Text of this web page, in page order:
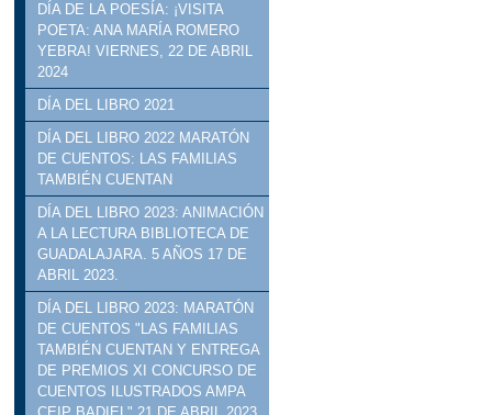
DÍA DE LA POESÍA: ¡VISITA
POETA: ANA MARÍA ROMERO
YEBRA! VIERNES, 22 DE ABRIL
2024
DÍA DEL LIBRO 2021
DÍA DEL LIBRO 2022 MARATÓN
DE CUENTOS: LAS FAMILIAS
TAMBIÉN CUENTAN
DÍA DEL LIBRO 2023: ANIMACIÓN
A LA LECTURA BIBLIOTECA DE
GUADALAJARA. 5 AÑOS 17 DE
ABRIL 2023.
DÍA DEL LIBRO 2023: MARATÓN
DE CUENTOS "LAS FAMILIAS
TAMBIÉN CUENTAN Y ENTREGA
DE PREMIOS XI CONCURSO DE
CUENTOS ILUSTRADOS AMPA